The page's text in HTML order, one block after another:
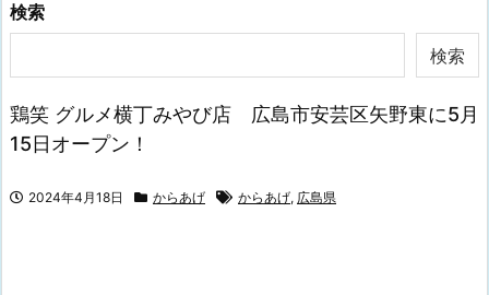
検索
検索
鶏笑 グルメ横丁みやび店 広島市安芸区矢野東に5月
15日オープン！
2024年4月18日 からあげ からあげ, 広島県